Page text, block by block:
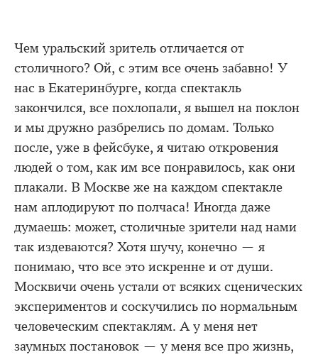
Чем уральский зритель отличается от
столичного? Ой, с этим все очень забавно! У
нас в Екатеринбурге, когда спектакль
закончился, все похлопали, я вышел на поклон
и мы дружно разбрелись по домам. Только
после, уже в фейсбуке, я читаю откровения
людей о том, как им все понравилось, как они
плакали. В Москве же на каждом спектакле
нам аплодируют по полчаса! Иногда даже
думаешь: может, столичные зрители над нами
так издеваются? Хотя шучу, конечно — я
понимаю, что все это искренне и от души.
Москвичи очень устали от всяких сценических
экспериментов и соскучились по нормальным
человеческим спектаклям. А у меня нет
заумных постановок — у меня все про жизнь,